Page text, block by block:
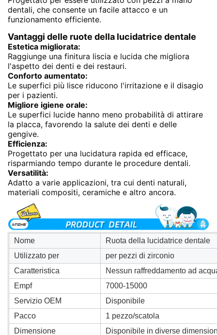
dentali, che consente un facile attacco e un
funzionamento efficiente.
Vantaggi delle ruote della lucidatrice dentale
Estetica migliorata:
Raggiunge una finitura liscia e lucida che migliora
l'aspetto dei denti e dei restauri.
Conforto aumentato:
Le superfici più lisce riducono l'irritazione e il disagio
per i pazienti.
Migliore igiene orale:
Le superfici lucide hanno meno probabilità di attirare
la placca, favorendo la salute dei denti e delle
gengive.
Efficienza:
Progettato per una lucidatura rapida ed efficace,
risparmiando tempo durante le procedure dentali.
Versatilità:
Adatto a varie applicazioni, tra cui denti naturali,
materiali compositi, ceramiche e altro ancora.
Nome
Ruota della lucidatrice dentale
Utilizzato per
per pezzi di zirconio
Caratteristica
Nessun raffreddamento ad
Empf
7000-15000
Servizio OEM
Disponibile
Pacco
1 pezzo/scatola
Dimensione
Disponibile in diverse